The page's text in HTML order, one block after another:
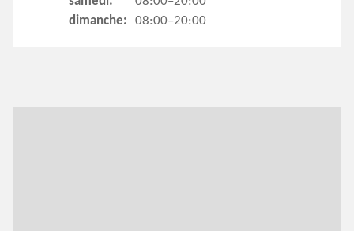
dimanche:
08:00–20:00